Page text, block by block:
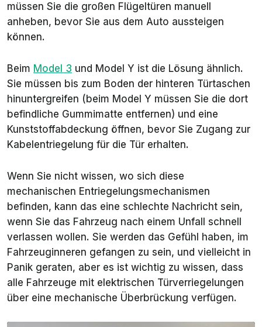
müssen Sie die großen Flügeltüren manuell
anheben, bevor Sie aus dem Auto aussteigen
können.
Beim Model 3 und Model Y ist die Lösung ähnlich.
Sie müssen bis zum Boden der hinteren Türtaschen
hinuntergreifen (beim Model Y müssen Sie die dort
befindliche Gummimatte entfernen) und eine
Kunststoffabdeckung öffnen, bevor Sie Zugang zur
Kabelentriegelung für die Tür erhalten.
Wenn Sie nicht wissen, wo sich diese
mechanischen Entriegelungsmechanismen
befinden, kann das eine schlechte Nachricht sein,
wenn Sie das Fahrzeug nach einem Unfall schnell
verlassen wollen. Sie werden das Gefühl haben, im
Fahrzeuginneren gefangen zu sein, und vielleicht in
Panik geraten, aber es ist wichtig zu wissen, dass
alle Fahrzeuge mit elektrischen Türverriegelungen
über eine mechanische Überbrückung verfügen.